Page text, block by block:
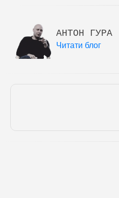
АНТОН ГУРА
Читати блог